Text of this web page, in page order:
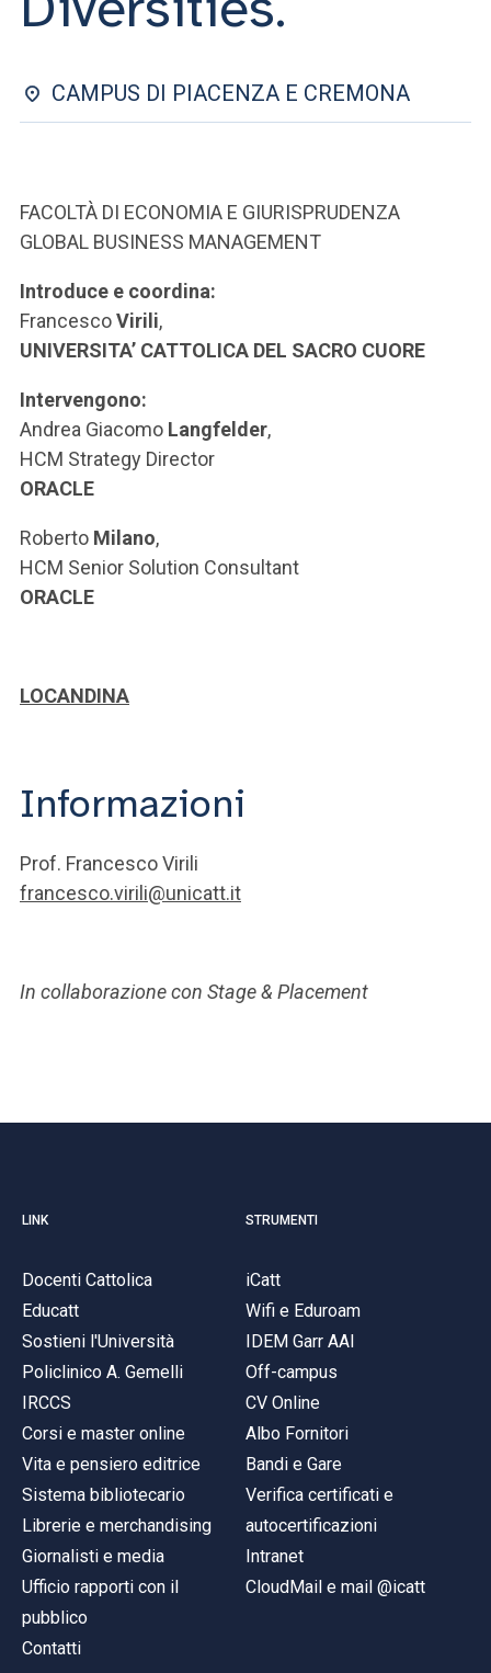
ACCEDI A CLOUDMAIL
CAMPUS DI PIACENZA E CREMONA
FACOLTÀ DI ECONOMIA E GIURISPRUDENZA
GLOBAL BUSINESS MANAGEMENT
Introduce e coordina:
FrancescoVirili,
UNIVERSITA’ CATTOLICA DEL SACRO CUORE
Intervengono:
Andrea Giacomo Langfelder,
HCM Strategy Director
ORACLE
Roberto Milano,
HCM Senior Solution Consultant
ORACLE
LOCANDINA
Informazioni
Prof. Francesco Virili
francesco.virili@unicatt.it
In collaborazione con Stage & Placement
LINK
Docenti Cattolica
Educatt
Sostieni l'Università
Policlinico A. Gemelli
IRCCS
Corsi e master online
Vita e pensiero editrice
Sistema bibliotecario
Librerie e merchandising
Giornalisti e media
Ufficio rapporti con il
pubblico
Contatti
STRUMENTI
iCatt
Wifi e Eduroam
IDEM Garr AAI
Off-campus
CV Online
Albo Fornitori
Bandi e Gare
Verifica certificati e
autocertificazioni
Intranet
CloudMail e mail @icatt